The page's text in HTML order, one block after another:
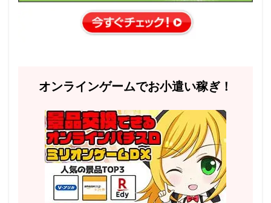
オンラインゲームでお小遣い稼ぎ！